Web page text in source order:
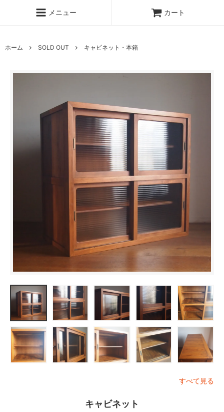
メニュー カート
ホーム SOLD OUT キャビネット・本箱
すべて見る
キャビネット